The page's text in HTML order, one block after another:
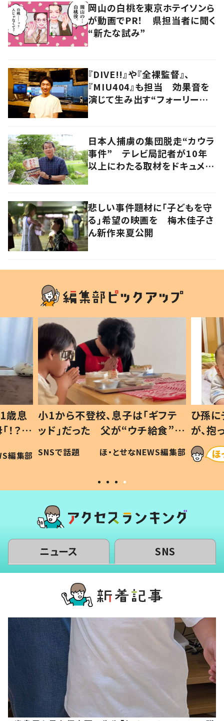
岡山の白桃を東京ホテイソンら
が動画でPR！ 県担当者に聞く
“新たな試み”
『DIVE!!』や『全裸監督』、
『MIU404』も担当 効果音を
演じて生み出す“フォーリーア
日本人捕虜の集団脱走“カウラ
事件” テレビ局記者が10年
以上にわたる取材をドキュメン
悲しい事件題材に「子どもを守
る」希望の映画を 梅木佳子さ
ん新作来夏公開
歳息
？」
編集部
小1から不登校、息子は「ギフテ
ッド」だった 父が“ウチ給食”を
作り続ける理由とは #令和の親
#令和の子
SNSで話題 ほ・とせなNEWS編集部
ひ孫
が、
「涙が
い」
ニュース SNS